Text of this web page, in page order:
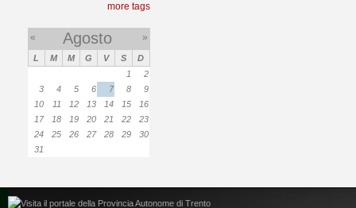
more tags
« Agosto »
L M M G V S
D
1
2
3
4 5 6 7 8
9
10
11 12 13 14 15
16
17
18 19 20 21 22
23
24
25 26 27 28 29
30
31